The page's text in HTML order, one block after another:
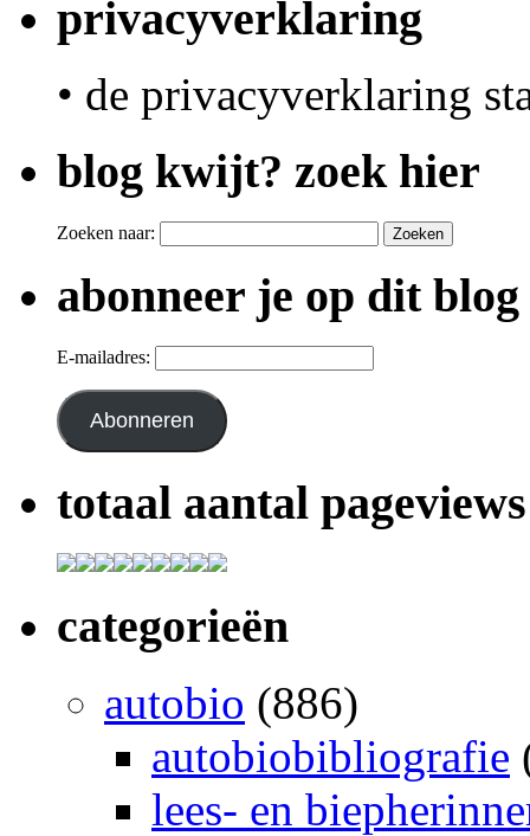
privacyverklaring
• de privacyverklaring
blog kwijt? zoek hier
Zoeken naar:
abonneer je op dit
E-mailadres:
Abonneren
totaal aantal pageviews
categorieën
autobio (886)
autobiobibliografie
lees- en